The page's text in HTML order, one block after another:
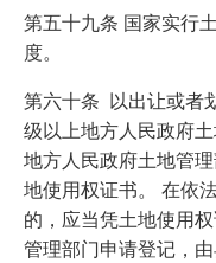
第五十九条 国家实行
度。
第六十条 以出让或者
级以上地方人民政府
地方人民政府土地管
地使用权证书。 在依
的，应当凭土地使用
管理部门申请登记，